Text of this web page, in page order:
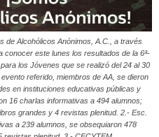
de Alcohólicos Anónimos, A.C., a través
conocer este lunes los resultados de la 6ª-
los Jóvenes que se realizó del 24 al 30
referido, miembros de AA, se dieron
en instituciones educativas públicas y
16 charlas informativas a 494 alumnos;
grandes y 4 revistas plenitud. 2.- Esc.
a 239 alumnos, se obsequiaron 478